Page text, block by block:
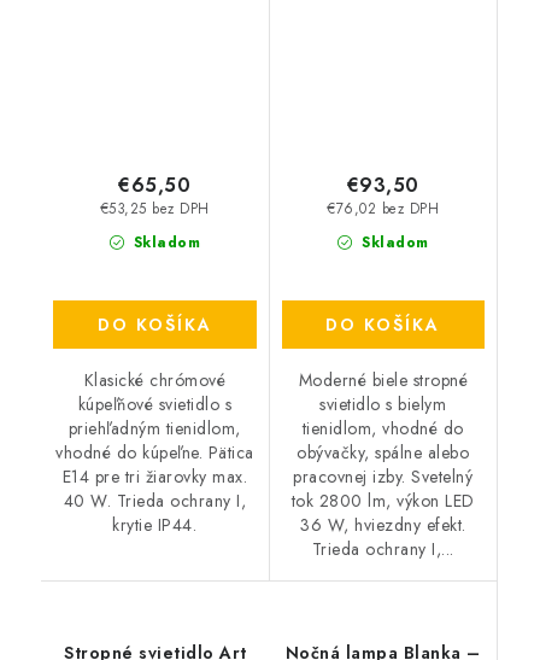
Skladom
€53,25 bez DPH
€65,50
DO KOŠÍKA
Klasické chrómové
kúpeľňové svietidlo s
priehľadným tienidlom,
vhodné do kúpeľne. Pätica
E14 pre tri žiarovky max.
40 W. Trieda ochrany I,
krytie IP44.
Skladom
€76,02 bez DPH
€93,50
DO KOŠÍKA
Moderné biele stropné
svietidlo s bielym
tienidlom, vhodné do
obývačky, spálne alebo
pracovnej izby. Svetelný
tok 2800 lm, výkon LED
36 W, hviezdny efekt.
Trieda ochrany I,...
Stropné svietidlo Art Nočná lampa Blanka –